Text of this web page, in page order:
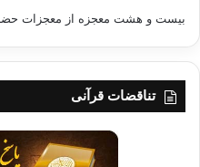
بیست و هشت معجزه از معجزات
تناقضات قرآنی